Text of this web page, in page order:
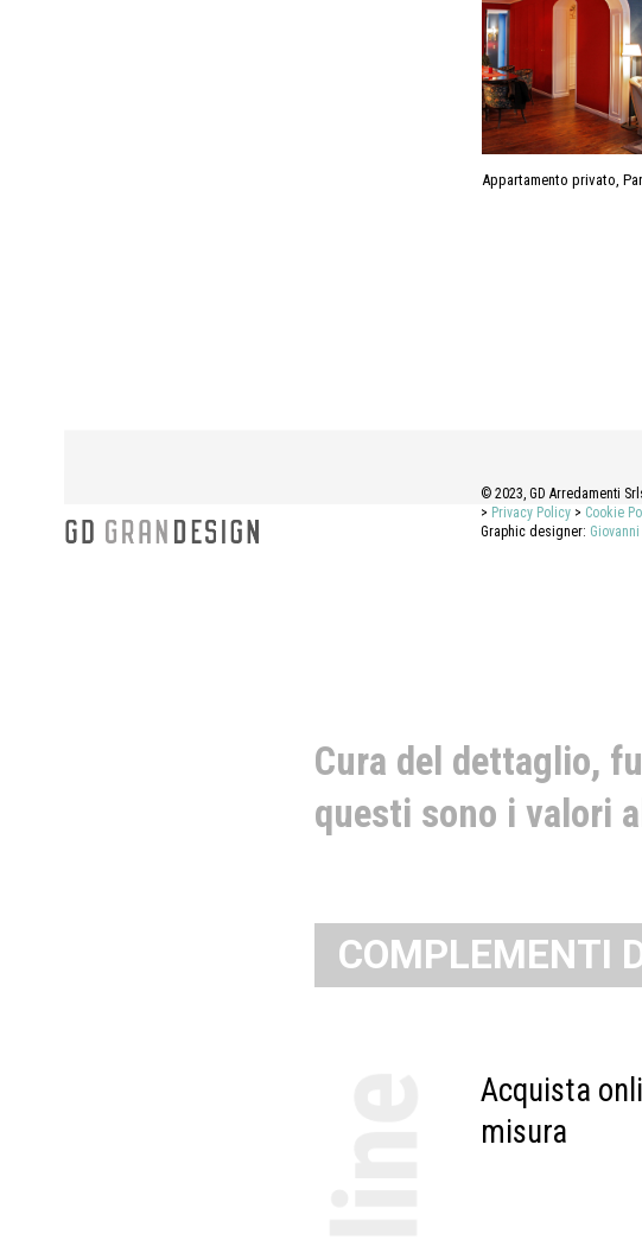
Appartamento privato,
© 2023, GD Arredamenti
> Privacy Policy > Cookie
Graphic designer:
Cura del dettaglio,
questi sono i valori
COMPLEMENTI
Acquista
misura